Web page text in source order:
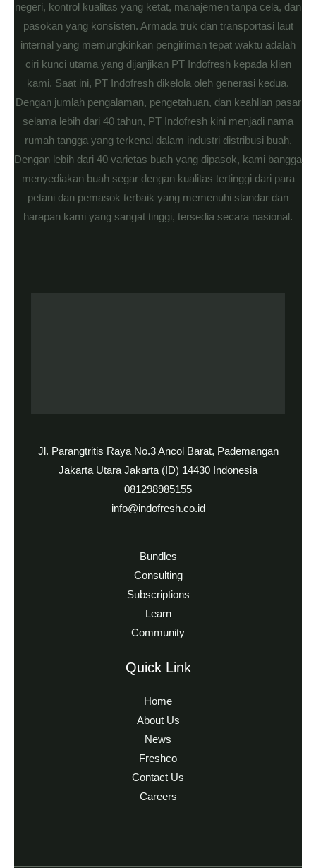
negeri, kontrol kualitas yang ketat, manajemen tanpa cela, dan
pasokan yang konsisten. Armada truk dan transportasi laut
internal yang memungkinkan pengiriman tepat waktu adalah
ciri kunci utama yang dijanjikan PT Indofresh kepada klien
kami. Saat ini, PT Indofresh dikelola oleh generasi kedua.
Dengan jumlah pengalaman, pengetahuan, dan keahlian pasar
selama lebih dari 40 tahun, PT Indofresh kini menjadi nama
rumah tangga yang terkenal dalam industri distribusi buah.
Dengan lebih dari 40 varietas buah yang dipasok, kami bangga
menyediakan buah segar dengan kualitas tertinggi dari para
petani dan pemasok terbaik yang memenuhi standar dan
harapan kami yang sangat tinggi, tersedia secara nasional.
Jl. Parangtritis Raya No.3 Ancol Barat, Pademangan
Jakarta Utara Jakarta (ID) 14430 Indonesia
081298985155
info@indofresh.co.id
Bundles
Consulting
Subscriptions
Learn
Community
Quick Link
Home
About Us
News
Freshco
Contact Us
Careers